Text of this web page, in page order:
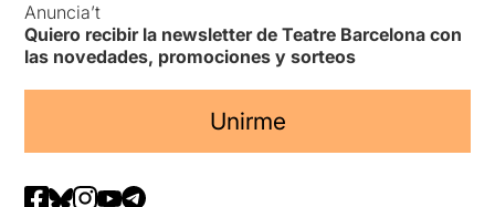
Anuncia’t
Quiero recibir la newsletter de Teatre Barcelona con
las novedades, promociones y sorteos
Unirme